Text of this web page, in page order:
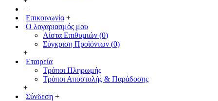
+
Επικοινωνία +
Ο λογαριασμός μου
Λίστα Επιθυμιών (0)
Σύγκριση Προϊόντων (0)
+
Εταιρεία
Τρόποι Πληρωμής
Τρόποι Αποστολής & Παράδοσης
+
Σύνδεση +